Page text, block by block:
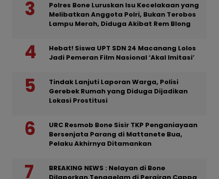
Polres Bone Luruskan Isu Kecelakaan yang
Melibatkan Anggota Polri, Bukan Terobos
Lampu Merah, Diduga Akibat Rem Blong
Hebat! Siswa UPT SDN 24 Macanang Lolos
Jadi Pemeran Film Nasional ‘Akal Imitasi’
Tindak Lanjuti Laporan Warga, Polisi
Gerebek Rumah yang Diduga Dijadikan
Lokasi Prostitusi
URC Resmob Bone Sisir TKP Penganiayaan
Bersenjata Parang di Mattanete Bua,
Pelaku Akhirnya Ditamankan
BREAKING NEWS : Nelayan di Bone